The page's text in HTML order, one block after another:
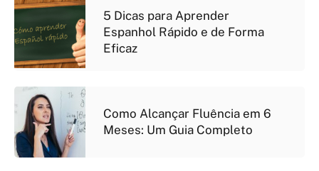
5 Dicas para Aprender
Espanhol Rápido e de Forma
Eficaz
Como Alcançar Fluência em 6
Meses: Um Guia Completo